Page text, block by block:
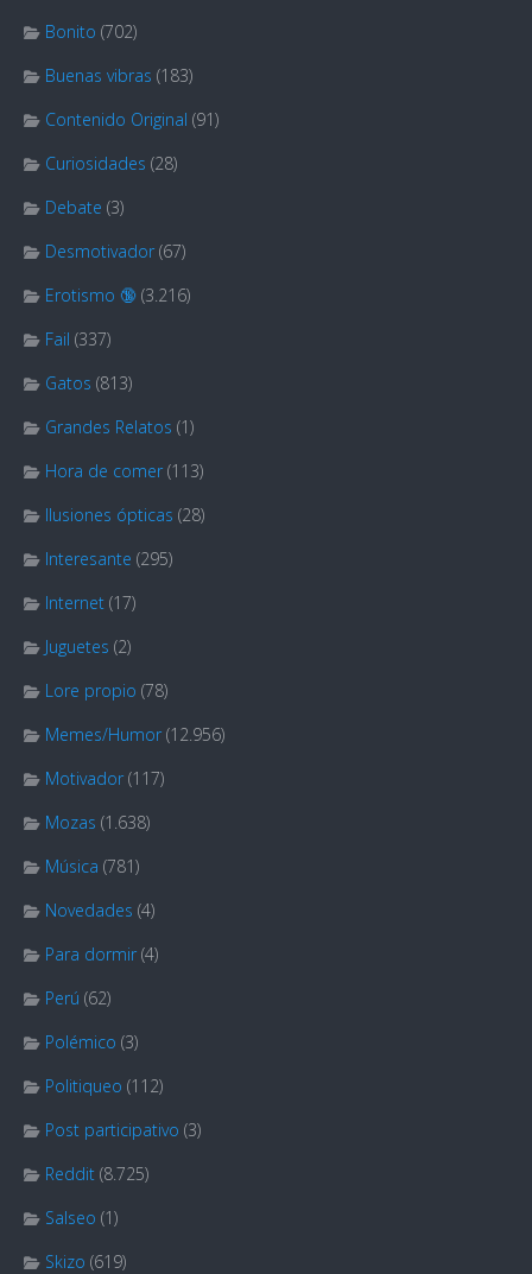
Bonito (702)
Buenas vibras (183)
Contenido Original (91)
Curiosidades (28)
Debate (3)
Desmotivador (67)
Erotismo 🔞 (3.216)
Fail (337)
Gatos (813)
Grandes Relatos (1)
Hora de comer (113)
Ilusiones ópticas (28)
Interesante (295)
Internet (17)
Juguetes (2)
Lore propio (78)
Memes/Humor (12.956)
Motivador (117)
Mozas (1.638)
Música (781)
Novedades (4)
Para dormir (4)
Perú (62)
Polémico (3)
Politiqueo (112)
Post participativo (3)
Reddit (8.725)
Salseo (1)
Skizo (619)